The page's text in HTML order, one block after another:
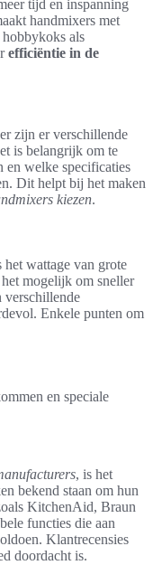
tijd en inspanning
handmixers met
als
efficiëntie in de
zijn er verschillende
is belangrijk om te
en welke specificaties
Dit helpt bij het maken
kiezen.
wattage van grote
mogelijk om sneller
verschillende
Enkele punten om
en speciale
, is het
bekend staan om hun
KitchenAid, Braun
functies die aan
Klantrecensies
doordacht is.